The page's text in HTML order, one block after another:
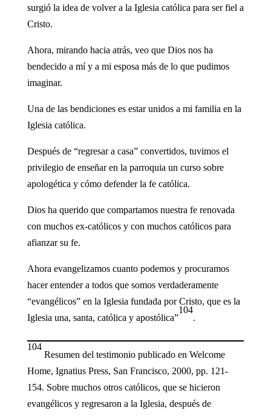
surgió la idea de volver a la Iglesia católica para ser fiel a
Cristo.
Ahora, mirando hacia atrás, veo que Dios nos ha
bendecido a mí y a mi esposa más de lo que pudimos
imaginar.
Una de las bendiciones es estar unidos a mi familia en la
Iglesia católica.
Después de “regresar a casa” convertidos, tuvimos el
privilegio de enseñar en la parroquia un curso sobre
apologética y cómo defender la fe católica.
Dios ha querido que compartamos nuestra fe renovada
con muchos ex-católicos y con muchos católicos para
afianzar su fe.
Ahora evangelizamos cuanto podemos y procuramos
hacer entender a todos que somos verdaderamente
“evangélicos” en la Iglesia fundada por Cristo, que es la
Iglesia una, santa, católica y apostólica”
104
.
104
Resumen del testimonio publicado en Welcome
Home, Ignatius Press, San Francisco, 2000, pp. 121-
154. Sobre muchos otros católicos, que se hicieron
evangélicos y regresaron a la Iglesia, después de